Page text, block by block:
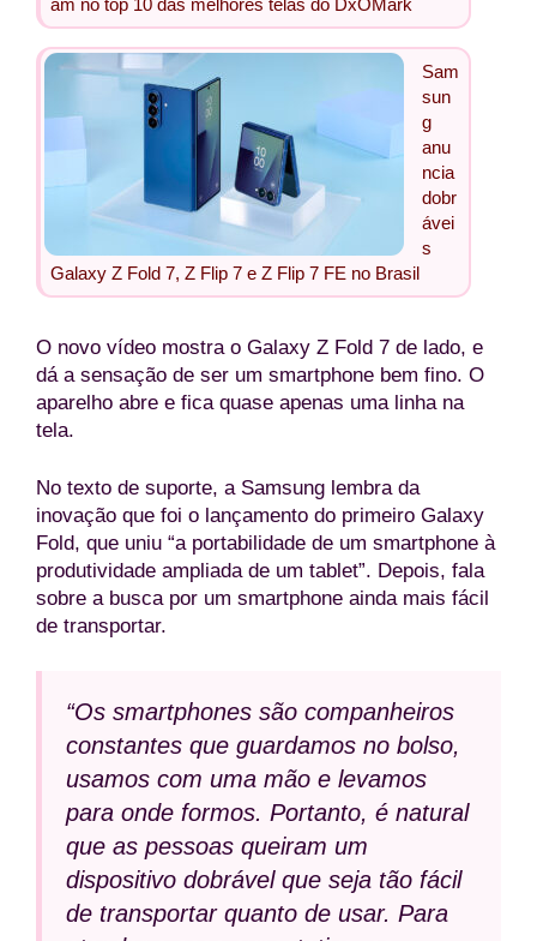
Sam
sun
g
anu
ncia
dobr
ávei
s
Galaxy Z Fold 7, Z Flip 7 e Z Flip 7 FE no Brasil
O novo vídeo mostra o Galaxy Z Fold 7 de lado, e
dá a sensação de ser um smartphone bem fino. O
aparelho abre e fica quase apenas uma linha na
tela.
No texto de suporte, a Samsung lembra da
inovação que foi o lançamento do primeiro Galaxy
Fold, que uniu “a portabilidade de um smartphone à
produtividade ampliada de um tablet”. Depois, fala
sobre a busca por um smartphone ainda mais fácil
de transportar.
“Os smartphones são companheiros
constantes que guardamos no bolso,
usamos com uma mão e levamos
para onde formos. Portanto, é natural
que as pessoas queiram um
dispositivo dobrável que seja tão fácil
de transportar quanto de usar. Para